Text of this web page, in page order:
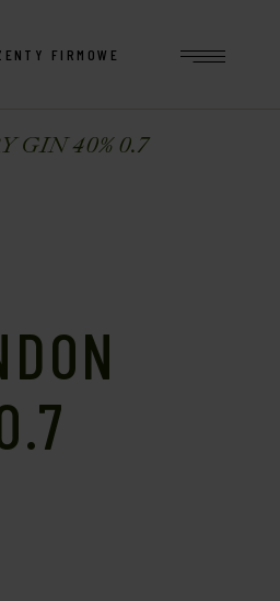
FIRMOWE
GIN 40% 0.7